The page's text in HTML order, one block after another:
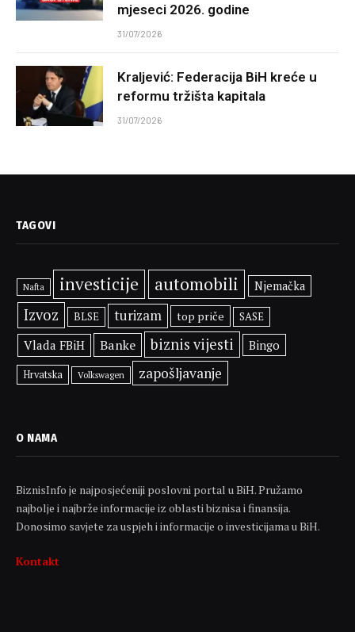
mjeseci 2026. godine
31/07/2026
Kraljević: Federacija BiH kreće u
reformu tržišta kapitala
31/07/2026
TAGOVI
Nafta investicije automobili Njemačka
Izvoz BLSE turizam top priče SASE
Vlada FBiH Banke biznis vijesti Bingo
Hrvatska Volkswagen zapošljavanje
O NAMA
BiznisInfo je najposjećeniji poslovni portal u BiH. Pružamo
najbolje i najbrže informacije iz oblasti biznisa i finansija.
Donosimo savjete za uspjeh i informacije o investicijama u BiH.
Kontakt